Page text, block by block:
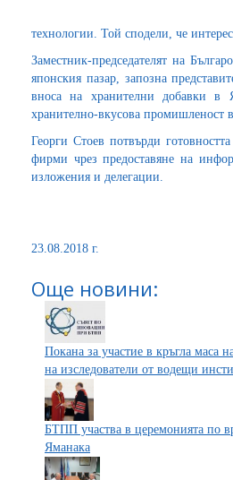
технологии. Той сподели, че
Заместник-председателят на
японския пазар, запозна
вноса на хранителни добавки
хранително-вкусова промишленост
Георги Стоев потвърди
фирми чрез предоставяне на
изложения и делегации.
23.08.2018 г.
Още новини:
Покана за участие в кръгла маса
на изследователи от водещи
БТПП участва в церемонията по
Яманака